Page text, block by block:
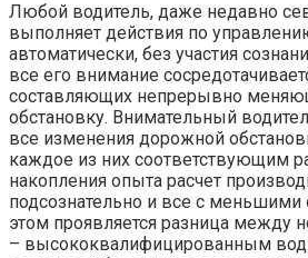
Любой водитель, даже недавно
выполняет действия по
автоматически, без участия
все его внимание
составляющих непрерывно
обстановку. Внимательный
все изменения дорожной
каждое из них соответствующим
накопления опыта расчет
подсознательно и все с
этом проявляется разница между
– высококвалифицированным